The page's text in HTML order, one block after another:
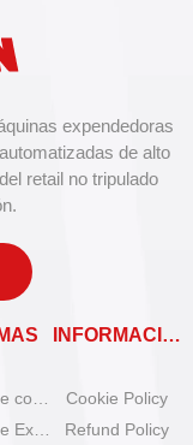
expendedoras
de alto
retail no tripulado
INFORMACIÓN
Cookie Policy
Refund Policy